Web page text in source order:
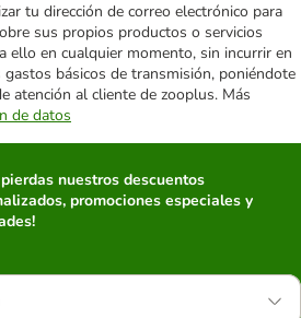
tu dirección de correo electrónico para
sus propios productos o servicios
ello en cualquier momento, sin incurrir en
básicos de transmisión, poniéndote
atención al cliente de zooplus. Más
de datos
pierdas nuestros descuentos
promociones especiales y